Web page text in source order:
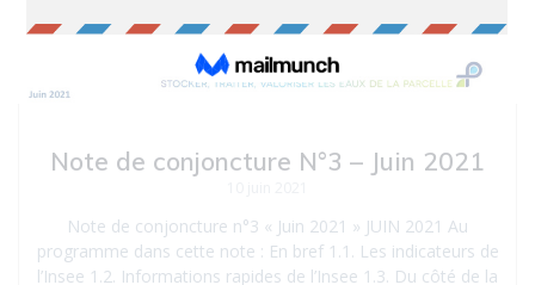
Note de conjoncture N°3 – Juin 2021
Note de conjoncture n°3 « Juin 2021 » JUIN 2021 Au
programme dans cette note : En bref 1.1. Les indicateurs de
l’Insee 1.2. Informations rapides de l’Insee 1.3. Du côté de la